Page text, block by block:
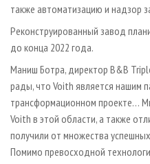
также автоматизацию и надзор
Реконструированный завод
до конца 2022 года.
Маниш Ботра, директор B&B
рады, что Voith является нашим
трансформационном проекте…
Voith в этой области, а также
получили от множества
Помимо превосходной